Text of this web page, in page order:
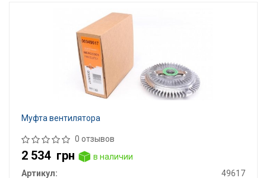
Муфта вентилятора
0 отзывов
2 534 грн
в наличии
Артикул:
49617